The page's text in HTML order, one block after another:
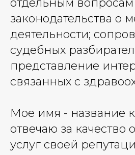
отдельным вопросам
законодательства о
деятельности;
судебных
представление
связанных с
Мое имя - название
отвечаю за качество
услуг своей